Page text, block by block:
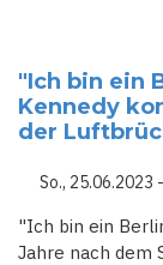
"Ich bin ein
Kennedy
der
So., 25.06.2023
"Ich bin ein
Jahre nach dem